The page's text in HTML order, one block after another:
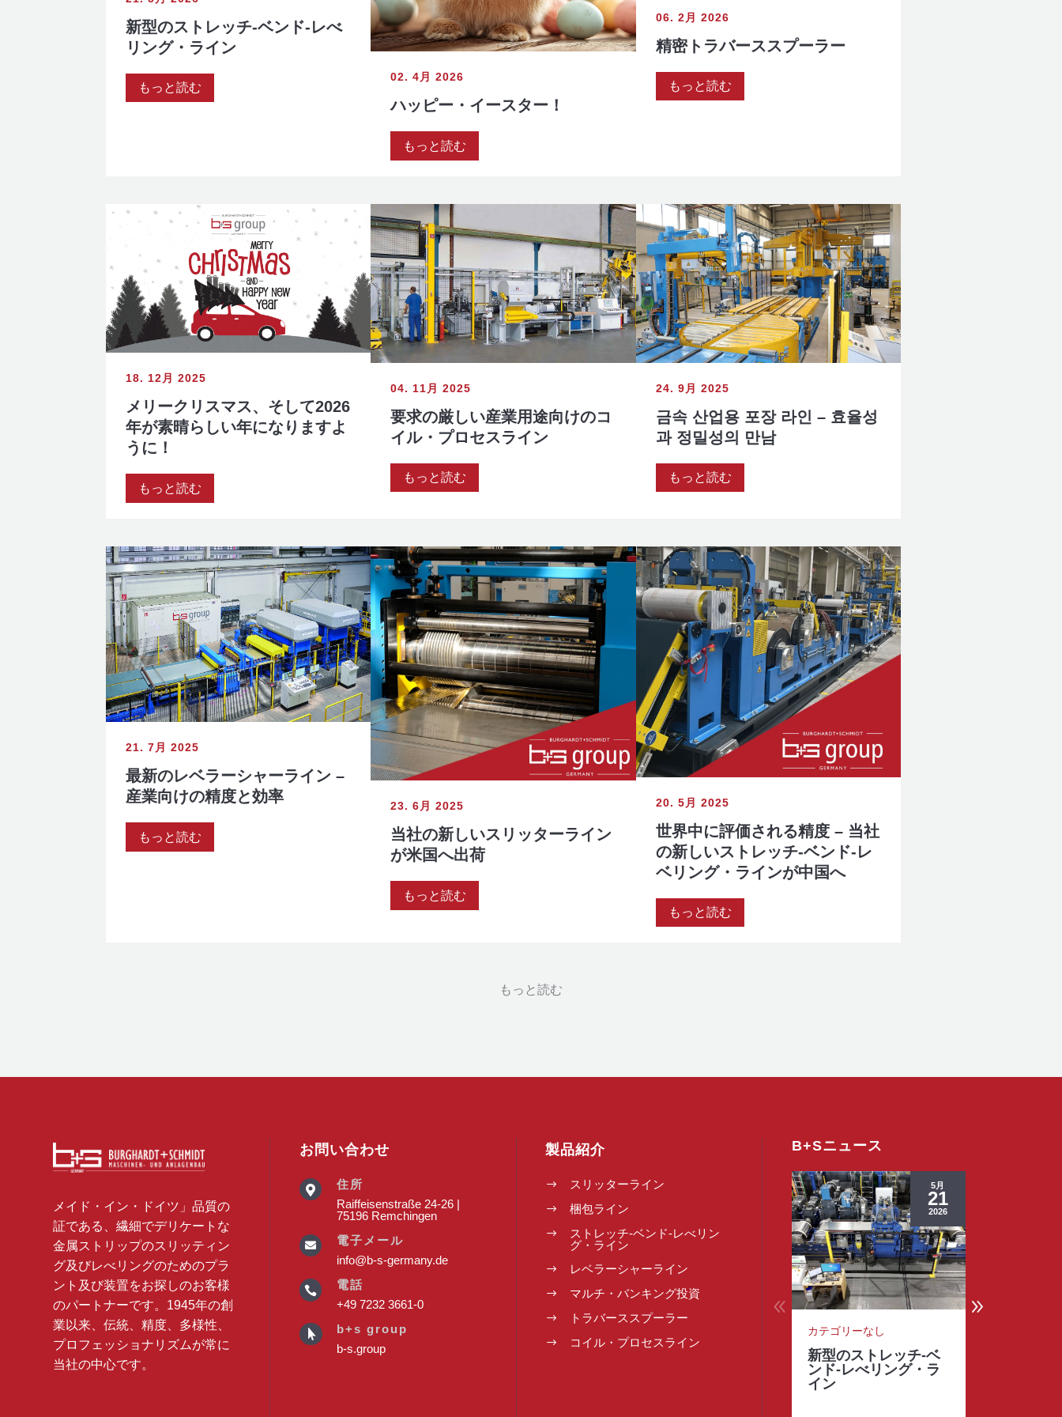
新型のストレッチ-ベンド-レべ
リング・ライン
もっと読む
02. 4月 2026
ハッピー・イースター！
もっと読む
06. 2月 2026
精密トラバーススプーラー
もっと読む
18. 12月 2025
メリークリスマス、そして2026
年が素晴らしい年になりますよ
うに！
もっと読む
04. 11月 2025
要求の厳しい産業用途向けのコ
イル・プロセスライン
もっと読む
24. 9月 2025
금속 산업용 포장 라인 – 효율성
과 정밀성의 만남
もっと読む
21. 7月 2025
最新のレベラーシャーライン –
産業向けの精度と効率
もっと読む
23. 6月 2025
当社の新しいスリッターライン
が米国へ出荷
もっと読む
20. 5月 2025
世界中に評価される精度 – 当社
の新しいストレッチ-ベンド-レ
ベリング・ラインが中国へ
もっと読む
もっと読む
メイド・イン・ドイツ」品質の
証である、繊細でデリケートな
金属ストリップのスリッティン
グ及びレべリングのためのプラ
ント及び装置をお探しのお客様
のパートナーです。1945年の創
業以来、伝統、精度、多様性、
プロフェッショナリズムが常に
当社の中心です。
お問い合わせ

住所
Raiffeisenstraße 24-26 |
75196 Remchingen

電子メール
info@b-s-germany.de

電話
+49 7232 3661-0

b+s group
b-s.group
製品紹介
$ スリッターライン
$ 梱包ライン
$
ストレッチ-ベンド-レべリン
グ・ライン
$ レベラーシャーライン
$ マルチ・バンキング投資
$ トラバーススプーラー
$ コイル・プロセスライン
B+Sニュース
5月
21
2026
カテゴリーなし
新型のストレッチ-ベ
ンド-レべリング・ラ
イン